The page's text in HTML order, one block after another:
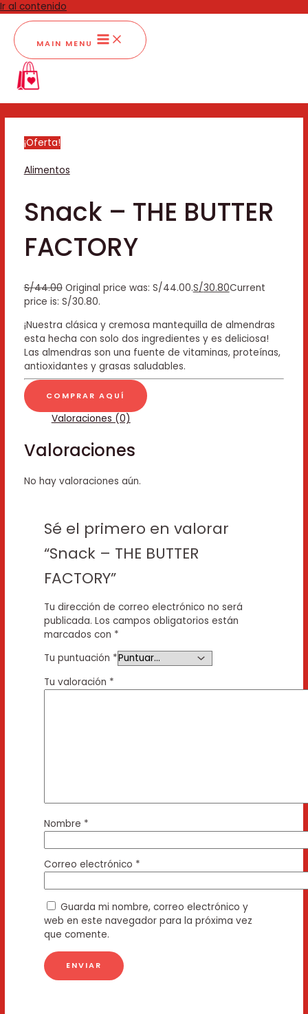
Ir al contenido
MAIN MENU
¡Oferta!
Alimentos
Snack – THE BUTTER
FACTORY
S/44.00 Original price was: S/44.00.S/30.80Current
price is: S/30.80.
¡Nuestra clásica y cremosa mantequilla de almendras
esta hecha con solo dos ingredientes y es deliciosa!
Las almendras son una fuente de vitaminas, proteínas,
antioxidantes y grasas saludables.
COMPRAR AQUÍ
Valoraciones (0)
Valoraciones
No hay valoraciones aún.
Sé el primero en valorar
“Snack – THE BUTTER
FACTORY”
Tu dirección de correo electrónico no será
publicada. Los campos obligatorios están
marcados con *
Tu puntuación *
Tu valoración *
Nombre *
Correo electrónico *
Guarda mi nombre, correo electrónico y
web en este navegador para la próxima vez
que comente.